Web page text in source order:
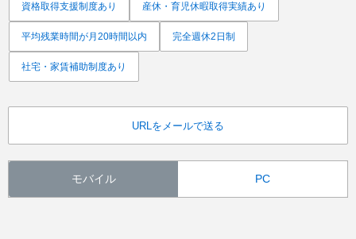
資格取得支援制度あり 産休・育児休暇取得実績あり
平均残業時間が月20時間以内 完全週休2日制
社宅・家賃補助制度あり
URLをメールで送る
モバイル PC